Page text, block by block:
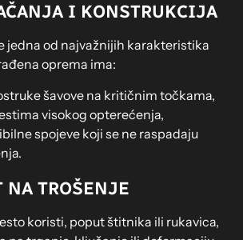
I KONSTRUKCIJA
jedna od najvažnijih karakteristika
oprema ima:
šavove na kritičnim točkama,
visokog opterećenja,
spojeve koji se ne raspadaju
NA TROŠENJE
koristi, poput štitnika ili rukavica,